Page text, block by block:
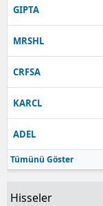
GIPTA
MRSHL
CRFSA
KARCL
ADEL
Tümünü Göster
Hisseler